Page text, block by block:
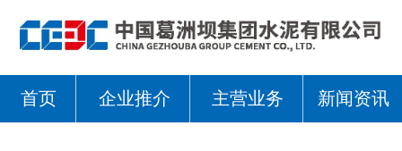
首页 企业推介 主营业务 新闻资讯